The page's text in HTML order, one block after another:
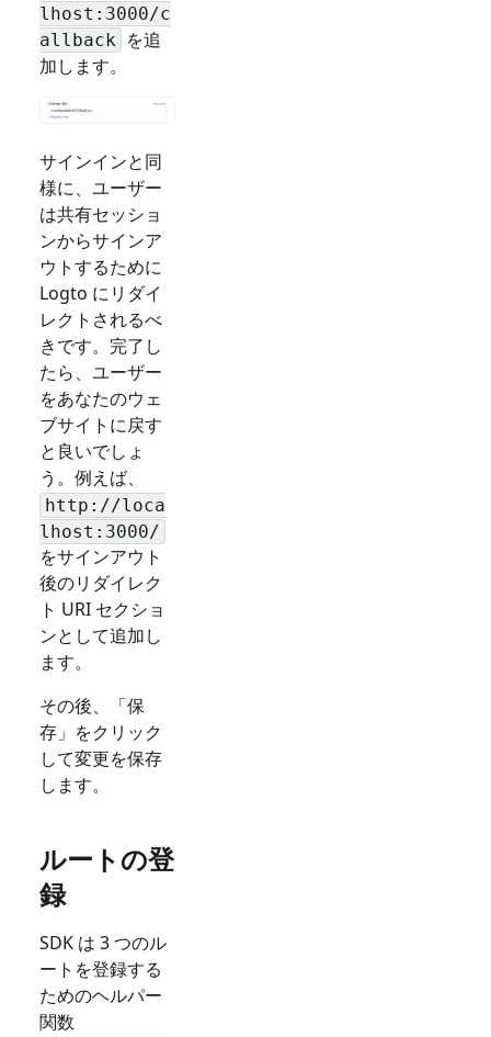
lhost:3000/c
allback を追
加します。
サインインと同
様に、ユーザー
は共有セッショ
ンからサインア
ウトするために
Logto にリダイ
レクトされるべ
きです。完了し
たら、ユーザー
をあなたのウェ
ブサイトに戻す
と良いでしょ
う。例えば、
http://loca
lhost:3000/
をサインアウト
後のリダイレク
ト URI セクショ
ンとして追加し
ます。
その後、「保
存」をクリック
して変更を保存
します。
ルートの登
録
SDK は 3 つのル
ートを登録する
ためのヘルパー
関数